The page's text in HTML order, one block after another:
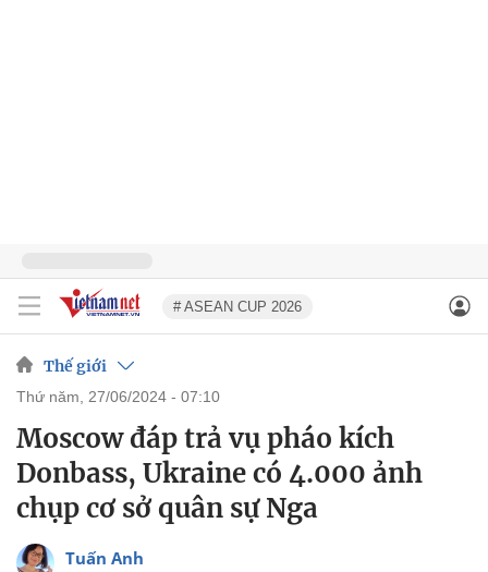
# ASEAN CUP 2026
Thế giới
thứ năm, 27/06/2024 - 07:10
Moscow đáp trả vụ pháo kích
Donbass, Ukraine có 4.000 ảnh
chụp cơ sở quân sự Nga
Tuấn Anh